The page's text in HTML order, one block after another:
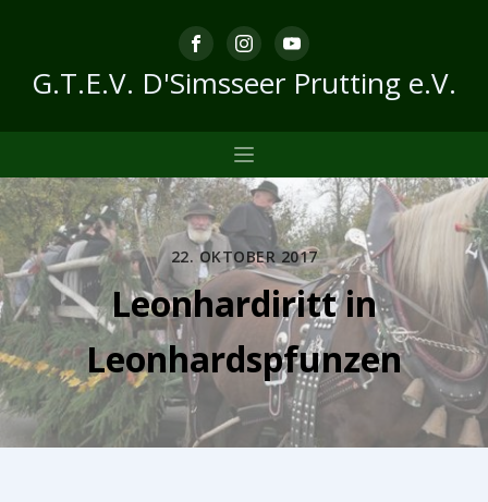
G.T.E.V. D'Simsseer Prutting e.V.
22. OKTOBER 2017
Leonhardiritt in
Leonhardspfunzen